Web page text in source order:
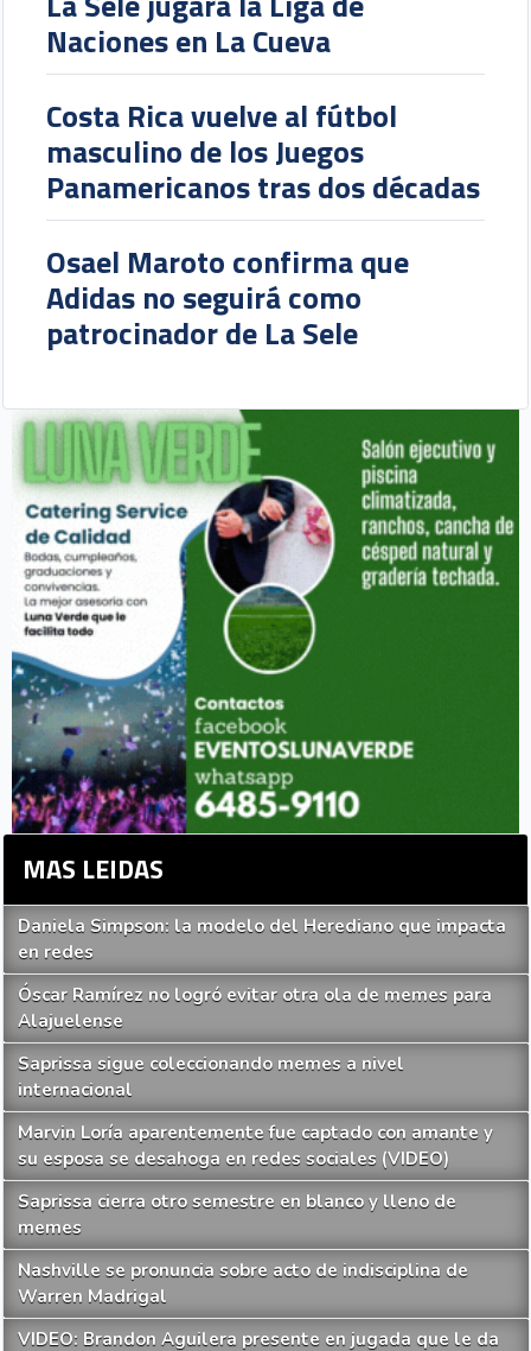
Naciones en La Cueva
Costa Rica vuelve al fútbol
masculino de los Juegos
Panamericanos tras dos décadas
Osael Maroto confirma que
Adidas no seguirá como
patrocinador de La Sele
MAS LEIDAS
Daniela Simpson: la modelo del Herediano que impacta
en redes
Óscar Ramírez no logró evitar otra ola de memes para
Alajuelense
Saprissa sigue coleccionando memes a nivel
internacional
Marvin Loría aparentemente fue captado con amante y
su esposa se desahoga en redes sociales (VIDEO)
Saprissa cierra otro semestre en blanco y lleno de
memes
Nashville se pronuncia sobre acto de indisciplina de
Warren Madrigal
VIDEO: Brandon Aguilera presente en jugada que le da